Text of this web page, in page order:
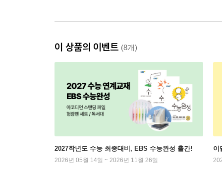
이 상품의 이벤트 (8개)
2027학년도 수능 최종대비, EBS 수능완성 출간!
2026년 05월 14일 ~ 2026년 11월 26일
이